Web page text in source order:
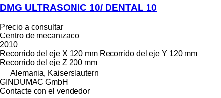
DMG ULTRASONIC 10/ DENTAL 10
Precio a consultar
Centro de mecanizado
2010
Recorrido del eje X 120 mm Recorrido del eje Y 120 mm
Recorrido del eje Z 200 mm
Alemania, Kaiserslautern
GINDUMAC GmbH
Contacte con el vendedor